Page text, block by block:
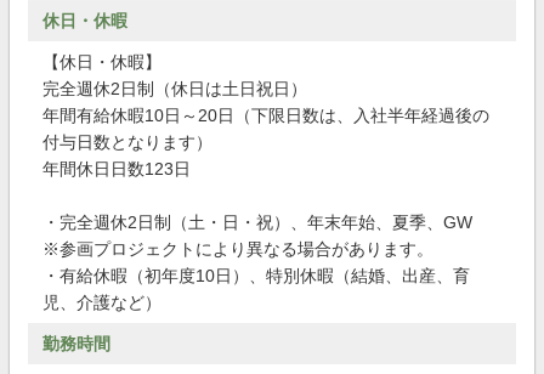
休日・休暇
【休日・休暇】
完全週休2日制（休日は土日祝日）
年間有給休暇10日～20日（下限日数は、入社半年経過後の
付与日数となります）
年間休日日数123日
・完全週休2日制（土・日・祝）、年末年始、夏季、GW
※参画プロジェクトにより異なる場合があります。
・有給休暇（初年度10日）、特別休暇（結婚、出産、育
児、介護など）
勤務時間